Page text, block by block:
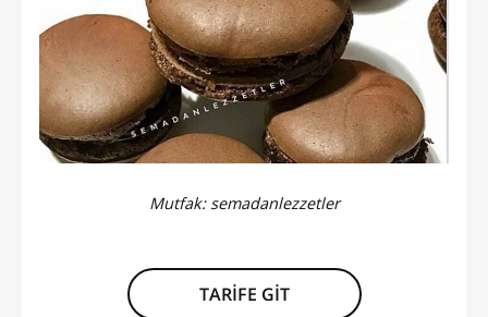
Mutfak: semadanlezzetler
TARİFE GİT